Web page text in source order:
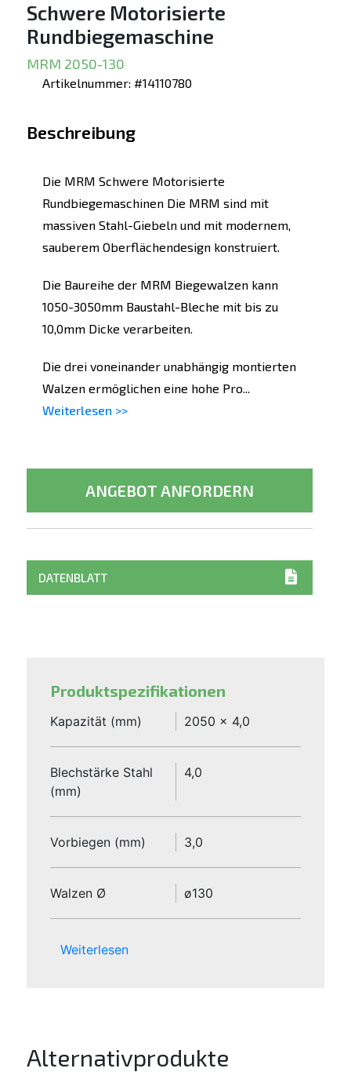
Schwere Motorisierte
Rundbiegemaschine
MRM 2050-130
Artikelnummer: #14110780
Beschreibung
Die MRM Schwere Motorisierte
Rundbiegemaschinen Die MRM sind mit
massiven Stahl-Giebeln und mit modernem,
sauberem Oberflächendesign konstruiert.
Die Baureihe der MRM Biegewalzen kann
1050-3050mm Baustahl-Bleche mit bis zu
10,0mm Dicke verarbeiten.
Die drei voneinander unabhängig montierten
Walzen ermöglichen eine hohe Pro...
Weiterlesen >>
ANGEBOT ANFORDERN
DATENBLATT
Produktspezifikationen
Kapazität (mm) 2050 x 4,0
Blechstärke Stahl
(mm)
4,0
Vorbiegen (mm) 3,0
Walzen Ø ø130
Weiterlesen
Alternativprodukte